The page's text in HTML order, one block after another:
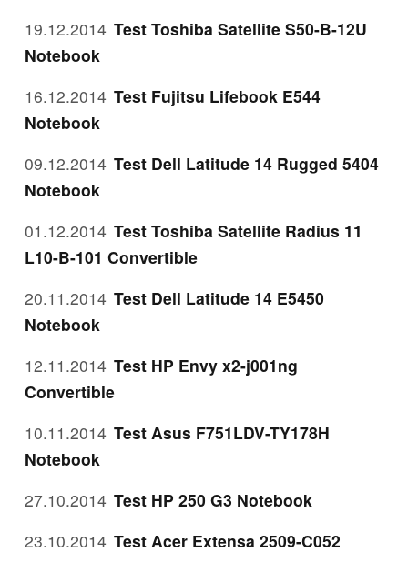
19.12.2014 Test Toshiba Satellite S50-B-12U
Notebook
16.12.2014 Test Fujitsu Lifebook E544
Notebook
09.12.2014 Test Dell Latitude 14 Rugged 5404
Notebook
01.12.2014 Test Toshiba Satellite Radius 11
L10-B-101 Convertible
20.11.2014 Test Dell Latitude 14 E5450
Notebook
12.11.2014 Test HP Envy x2-j001ng
Convertible
10.11.2014 Test Asus F751LDV-TY178H
Notebook
27.10.2014 Test HP 250 G3 Notebook
23.10.2014 Test Acer Extensa 2509-C052